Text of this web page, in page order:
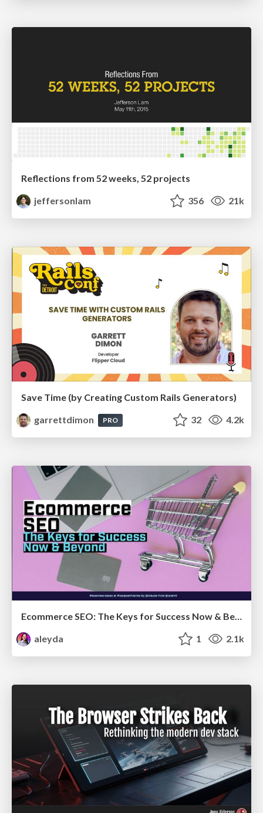
Reflections from 52 weeks, 52 projects
jeffersonlam
356 21k
Save Time (by Creating Custom Rails Generators)
garrettdimon
PRO 32 4.2k
Ecommerce SEO: The Keys for Success Now & Beyond - #SERPConf2024
aleyda
1 2.1k